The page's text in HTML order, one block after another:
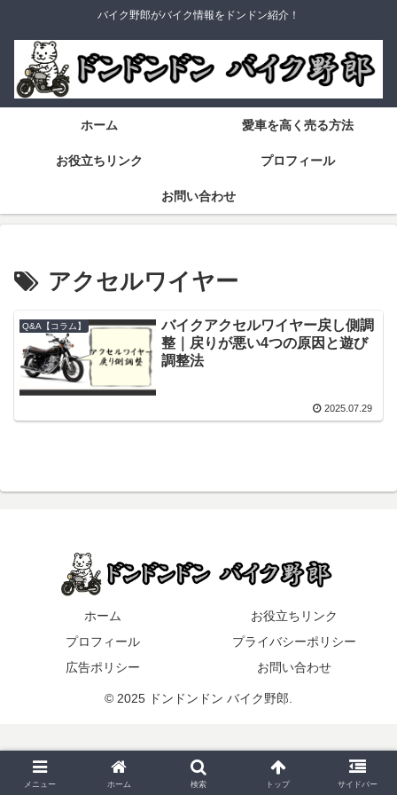
バイク野郎がバイク情報をドンドン紹介！
ホーム 愛車を高く売る方法
お役立ちリンク プロフィール
お問い合わせ
アクセルワイヤー
Q&A【コラム】
バイクアクセルワイヤー戻し側調
整｜戻りが悪い4つの原因と遊び
調整法
2025.07.29
ホーム
お役立ちリンク
プロフィール
プライバシーポリシー
広告ポリシー
お問い合わせ
© 2025 ドンドンドン バイク野郎.
メニュー ホーム 検索 トップ サイドバー